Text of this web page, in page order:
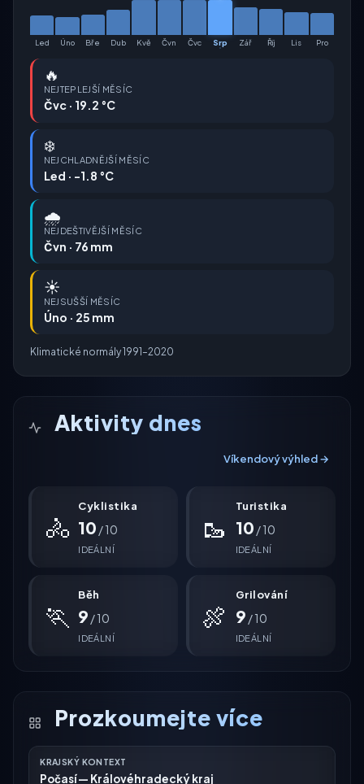
Led Úno Bře Dub Kvě Čvn Čvc Srp Zář Říj Lis Pro
🔥
NEJTEPLEJŠÍ MĚSÍC
Čvc · 19.2 °C
❄️
NEJCHLADNĚJŠÍ MĚSÍC
Led · -1.8 °C
🌧️
NEJDEŠTIVĚJŠÍ MĚSÍC
Čvn · 76 mm
☀️
NEJSUŠŠÍ MĚSÍC
Úno · 25 mm
Klimatické normály 1991–2020
Aktivity dnes
Víkendový výhled →
🚴
Cyklistika
10 / 10
IDEÁLNÍ
🥾
Turistika
10 / 10
IDEÁLNÍ
🏃
Běh
9 / 10
IDEÁLNÍ
🍖
Grilování
9 / 10
IDEÁLNÍ
Prozkoumejte více
KRAJSKÝ KONTEXT
Počasí — Královéhradecký kraj